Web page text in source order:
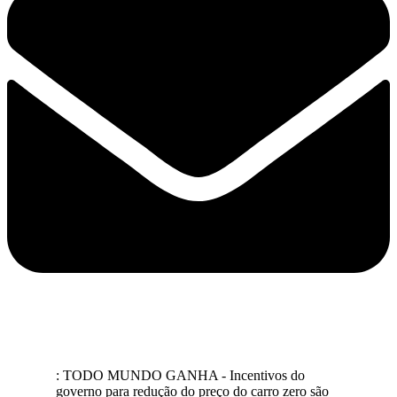
: TODO MUNDO GANHA - Incentivos do
governo para redução do preço do carro zero são